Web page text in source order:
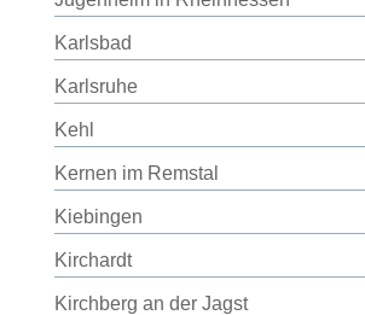
Karlsbad
Karlsruhe
Kehl
Kernen im Remstal
Kiebingen
Kirchardt
Kirchberg an der Jagst